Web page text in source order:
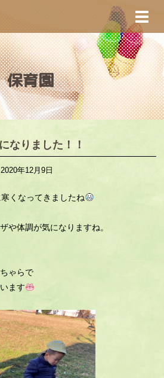
保育園
なりました！！
2020年12月9日
くなってきましたね
や体調が気になりますね。
ゃらで
ます